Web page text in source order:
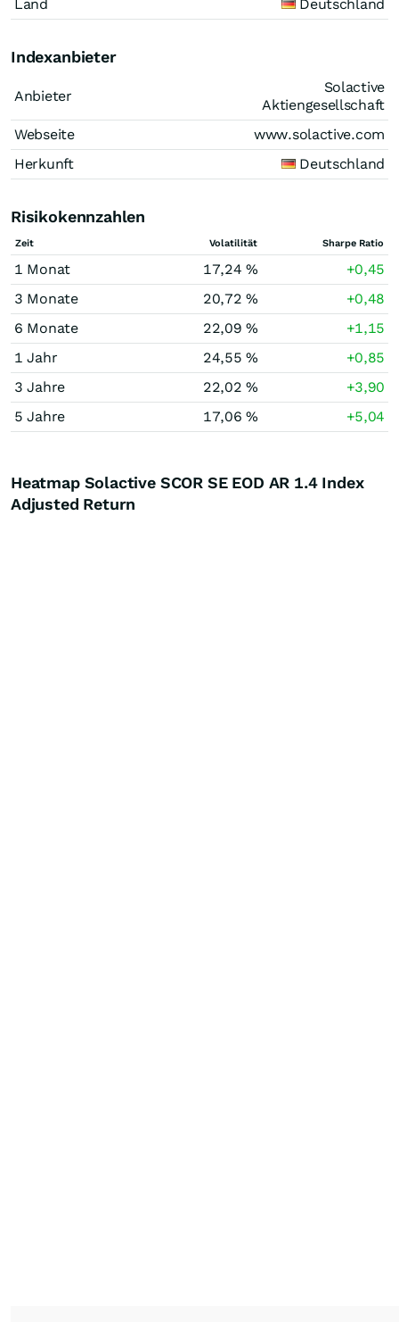
Land Deutschland
Indexanbieter
Anbieter
Solactive
Aktiengesellschaft
Webseite
www.solactive.com
Herkunft
Deutschland
Risikokennzahlen
Zeit Volatilität Sharpe Ratio
1 Monat 17,24 %
+0,45
3 Monate
20,72 %
+0,48
6 Monate
22,09 %
+1,15
1 Jahr
24,55 %
+0,85
3 Jahre
22,02 %
+3,90
5 Jahre
17,06 % +5,04
Heatmap Solactive SCOR SE EOD AR 1.4 Index
Adjusted Return